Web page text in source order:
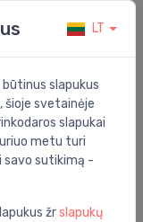
šilumos tiekimas
2.5
230 V
LT
slapukus
šioje svetainėje
slapukai
metu turi
sutikimą -
žrslapukų